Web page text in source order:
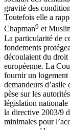
gravité des
Toutefois elle a
Chapman9 et
La particularité de
fondements
découlaient du
européenne. La
fournir un logement
demandeurs
pèse sur les
législation
la directive 2003/9
minimales pour